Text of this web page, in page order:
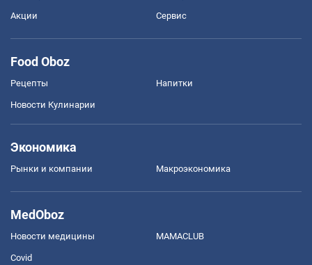
Акции Сервис
Food Oboz
Рецепты Напитки
Новости Кулинарии
Экономика
Рынки и компании Mакроэкономика
MedOboz
Новости медицины MAMACLUB
Covid